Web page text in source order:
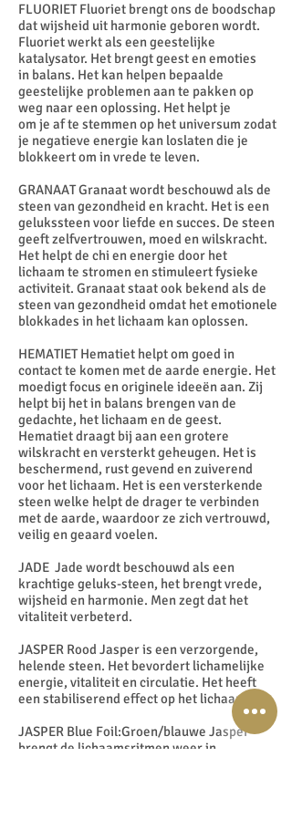
FLUORIET Fluoriet brengt ons de boodschap
dat wijsheid uit harmonie geboren wordt.
Fluoriet werkt als een geestelijke
katalysator. Het brengt geest en emoties
in balans. Het kan helpen bepaalde
geestelijke problemen aan te pakken op
weg naar een oplossing. Het helpt je
om je af te stemmen op het universum zodat
je negatieve energie kan loslaten die je
blokkeert om in vrede te leven.
GRANAAT Granaat wordt beschouwd als de
steen van gezondheid en kracht. Het is een
gelukssteen voor liefde en succes. De steen
geeft zelfvertrouwen, moed en wilskracht.
Het helpt de chi en energie door het
lichaam te stromen en stimuleert fysieke
activiteit. Granaat staat ook bekend als de
steen van gezondheid omdat het emotionele
blokkades in het lichaam kan oplossen.
HEMATIET Hematiet helpt om goed in
contact te komen met de aarde energie. Het
moedigt focus en originele ideeën aan. Zij
helpt bij het in balans brengen van de
gedachte, het lichaam en de geest.
Hematiet draagt bij aan een grotere
wilskracht en versterkt geheugen. Het is
beschermend, rust gevend en zuiverend
voor het lichaam. Het is een versterkende
steen welke helpt de drager te verbinden
met de aarde, waardoor ze zich vertrouwd,
veilig en geaard voelen.
JADE Jade wordt beschouwd als een
krachtige geluks-steen, het brengt vrede,
wijsheid en harmonie. Men zegt dat het
vitaliteit verbeterd.
JASPER Rood Jasper is een verzorgende,
helende steen. Het bevordert lichamelijke
energie, vitaliteit en circulatie. Het heeft
een stabiliserend effect op het lichaam.
JASPER Blue Foil:Groen/blauwe Jasper
brengt de lichaamsritmen weer in